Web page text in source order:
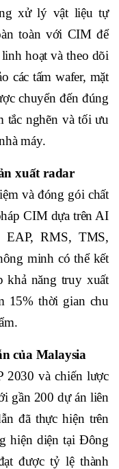
xử lý vật liệu tự
toàn với CIM để
hoạt và theo dõi
các tấm wafer, mặt
chuyển đến đúng
tắc nghẽn và tối ưu
máy.
xuất radar
và đóng gói chất
CIM dựa trên AI
EAP, RMS, TMS,
minh có thể kết
khả năng truy xuất
15% thời gian chu
của Malaysia
2030 và chiến lược
gần 200 dự án liên
đã thực hiện trên
hiện diện tại Đông
được tỷ lệ thành